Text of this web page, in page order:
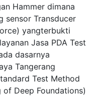
Hammer dimana
sensor Transducer
yangterbukti
Jasa PDA Test
dasarnya
Tangerang
Test Method
Deep Foundations)